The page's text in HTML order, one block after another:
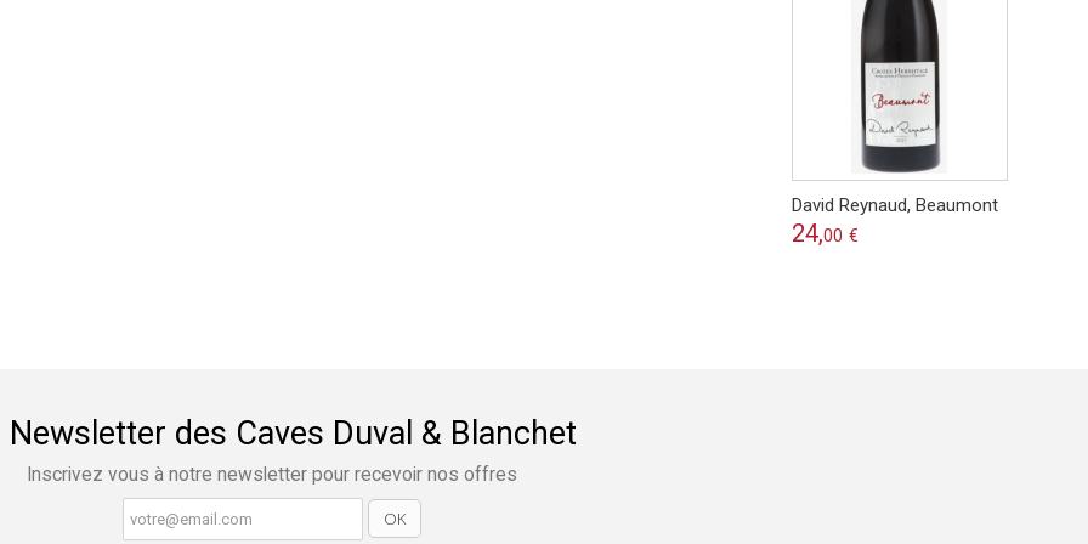
David Reynaud, Beaumont
24,00 €
Newsletter des Caves Duval & Blanchet
Inscrivez vous à notre newsletter pour recevoir nos offres